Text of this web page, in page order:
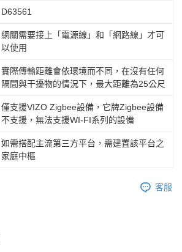
D63561
網關需要接上「電源線」和「網路線」才可
以使用
實際傳輸距離會依環境而不同，在沒有任何
隔間與干擾物的情況下，最大距離為25公尺
僅支援VIZO Zigbee設備，它牌Zigbee設備
不支援，無法支援WI-FI系列的設備
如需搭配主流第三方平台，需建置該平台之
家庭中樞
客服